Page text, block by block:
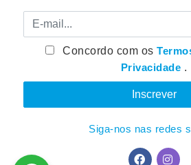
E-mail
Concordo com os
Privacidade .
Siga-nos nas redes